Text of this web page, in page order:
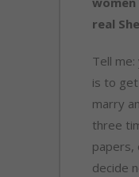
real
Tell
is to
marry
three
papers,
decide